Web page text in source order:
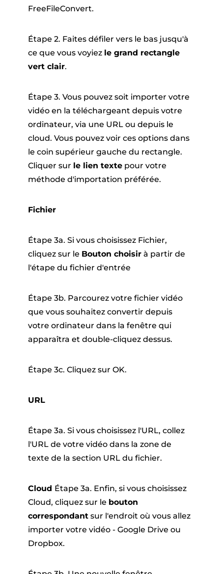
FreeFileConvert.
Étape 2. Faites défiler vers le bas jusqu'à
ce que vous voyiez le grand rectangle
vert clair.
Étape 3. Vous pouvez soit importer votre
vidéo en la téléchargeant depuis votre
ordinateur, via une URL ou depuis le
cloud. Vous pouvez voir ces options dans
le coin supérieur gauche du rectangle.
Cliquer sur le lien textepour votre
méthode d'importation préférée.
Fichier
Étape 3a. Si vous choisissez Fichier,
cliquez sur le Bouton choisirà partir de
l'étape du fichier d'entrée
Étape 3b. Parcourez votre fichier vidéo
que vous souhaitez convertir depuis
votre ordinateur dans la fenêtre qui
apparaîtra et double-cliquez dessus.
Étape 3c. Cliquez sur OK.
URL
Étape 3a. Si vous choisissez l'URL, collez
l'URL de votre vidéo dans la zone de
texte de la section URL du fichier.
Cloud Étape 3a. Enfin, si vous choisissez
Cloud, cliquez sur le bouton
correspondantsur l'endroit où vous allez
importer votre vidéo - Google Drive ou
Dropbox.